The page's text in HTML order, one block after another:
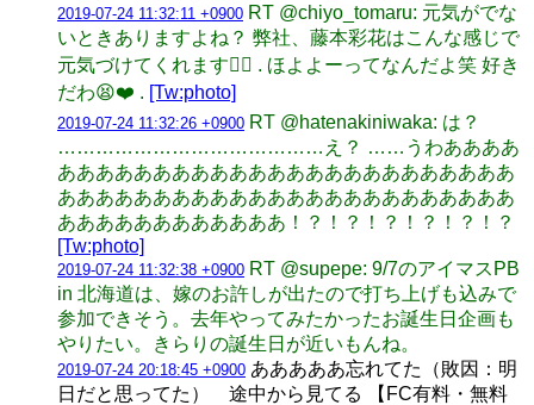
2019-07-24 11:32:11 +0900 RT @chiyo_tomaru: 元気がでな
いときありますよね？ 弊社、藤本彩花はこんな感じで
元気づけてくれます🙆‍♀️ . ほよよーってなんだよ笑 好き
だわ😫❤️ . [Tw:photo]
2019-07-24 11:32:26 +0900 RT @hatenakiniwaka: は？
……………………………………え？ ……うわああああ
ああああああああああああああああああああああああ
ああああああああああああああああああああああああ
ああああああああああああ！？！？！？！？！？！？
[Tw:photo]
2019-07-24 11:32:38 +0900 RT @supepe: 9/7のアイマスPB
in 北海道は、嫁のお許しが出たので打ち上げも込みで
参加できそう。去年やってみたかったお誕生日企画も
やりたい。きらりの誕生日が近いもんね。
2019-07-24 20:18:45 +0900 あああああ忘れてた（敗因：明
日だと思ってた） 途中から見てる 【FC有料・無料